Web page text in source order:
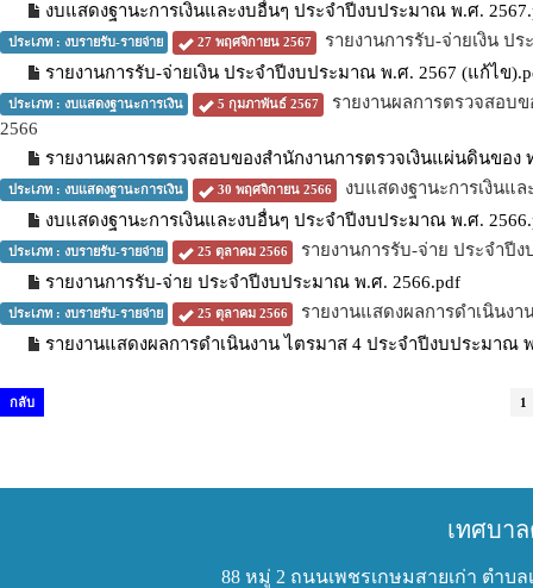
งบแสดงฐานะการเงินและงบอื่นๆ ประจำปีงบประมาณ พ.ศ.
ประเภท : งบรายรับ-รายจ่าย 27 พฤศจิกายน 2567
รายงานการรับ-จ่ายเงิน ป
รายงานการรับ-จ่ายเงิน ประจำปีงบประมาณ พ.ศ. 2567 (แก้ไข
ประเภท : งบแสดงฐานะการเงิน 5 กุมภาพันธ์ 2567
รายงานผลการตรวจสอบ
2566
รายงานผลการตรวจสอบของสำนักงานการตรวจเงินแผ่นดินขอ
ประเภท : งบแสดงฐานะการเงิน 30 พฤศจิกายน 2566
งบแสดงฐานะการเงินแ
งบแสดงฐานะการเงินและงบอื่นๆ ประจำปีงบประมาณ พ.ศ.
ประเภท : งบรายรับ-รายจ่าย 25 ตุลาคม 2566
รายงานการรับ-จ่าย ประจำปี
รายงานการรับ-จ่าย ประจำปีงบประมาณ พ.ศ. 2566.pdf
ประเภท : งบรายรับ-รายจ่าย 25 ตุลาคม 2566
รายงานแสดงผลการดำเนินง
รายงานแสดงผลการดำเนินงาน ไตรมาส 4 ประจำปีงบประมาณ
กลับ 1
เทศบา
88 หมู่ 2 ถนนเพชรเกษมสายเก่า ตำบ